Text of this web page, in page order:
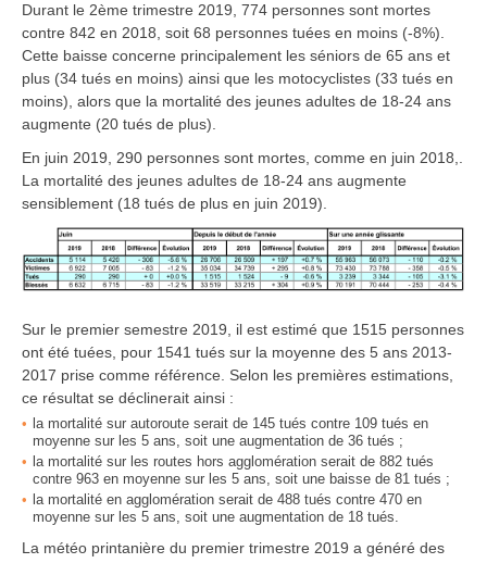
Durant le 2ème trimestre 2019, 774 personnes sont mortes
contre 842 en 2018, soit 68 personnes tuées en moins (-8%).
Cette baisse concerne principalement les séniors de 65 ans et
plus (34 tués en moins) ainsi que les motocyclistes (33 tués en
moins), alors que la mortalité des jeunes adultes de 18-24 ans
augmente (20 tués de plus).
En juin 2019, 290 personnes sont mortes, comme en juin 2018,.
La mortalité des jeunes adultes de 18-24 ans augmente
sensiblement (18 tués de plus en juin 2019).
Sur le premier semestre 2019, il est estimé que 1515 personnes
ont été tuées, pour 1541 tués sur la moyenne des 5 ans 2013-
2017 prise comme référence. Selon les premières estimations,
ce résultat se déclinerait ainsi :
la mortalité sur autoroute serait de 145 tués contre 109 tués en
moyenne sur les 5 ans, soit une augmentation de 36 tués ;
la mortalité sur les routes hors agglomération serait de 882 tués
contre 963 en moyenne sur les 5 ans, soit une baisse de 81 tués ;
la mortalité en agglomération serait de 488 tués contre 470 en
moyenne sur les 5 ans, soit une augmentation de 18 tués.
La météo printanière du premier trimestre 2019 a généré des